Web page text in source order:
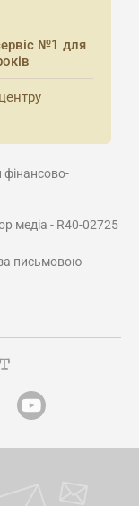
№1 для
медіа - R40-02725
письмовою